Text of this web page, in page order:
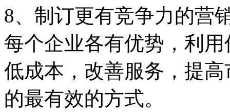
8、制订更有竞争力的营
每个企业各有优势，利
低成本，改善服务，提
的最有效的方式。